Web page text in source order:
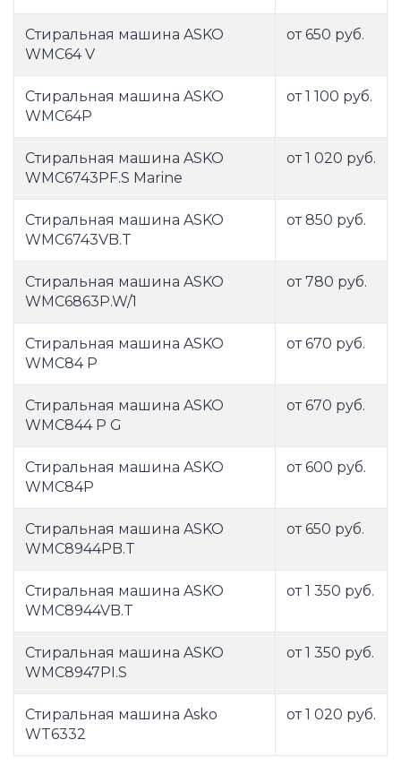
Стиральная машина ASKO
WMC64 V
от 650 руб.
Стиральная машина ASKO
WMC64P
от 1 100 руб.
Стиральная машина ASKO
WMC6743PF.S Marine
от 1 020 руб.
Стиральная машина ASKO
WMC6743VB.T
от 850 руб.
Стиральная машина ASKO
WMC6863P.W/1
от 780 руб.
Стиральная машина ASKO
WMC84 P
от 670 руб.
Стиральная машина ASKO
WMC844 P G
от 670 руб.
Стиральная машина ASKO
WMC84P
от 600 руб.
Стиральная машина ASKO
WMC8944PB.T
от 650 руб.
Стиральная машина ASKO
WMC8944VB.T
от 1 350 руб.
Стиральная машина ASKO
WMC8947PI.S
от 1 350 руб.
Стиральная машина Asko
WT6332
от 1 020 руб.